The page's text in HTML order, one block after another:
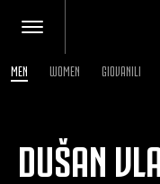
MEN WOMEN GIOVANILI
DUŠAN